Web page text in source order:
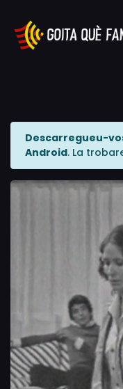
Descarregueu-
Android. La